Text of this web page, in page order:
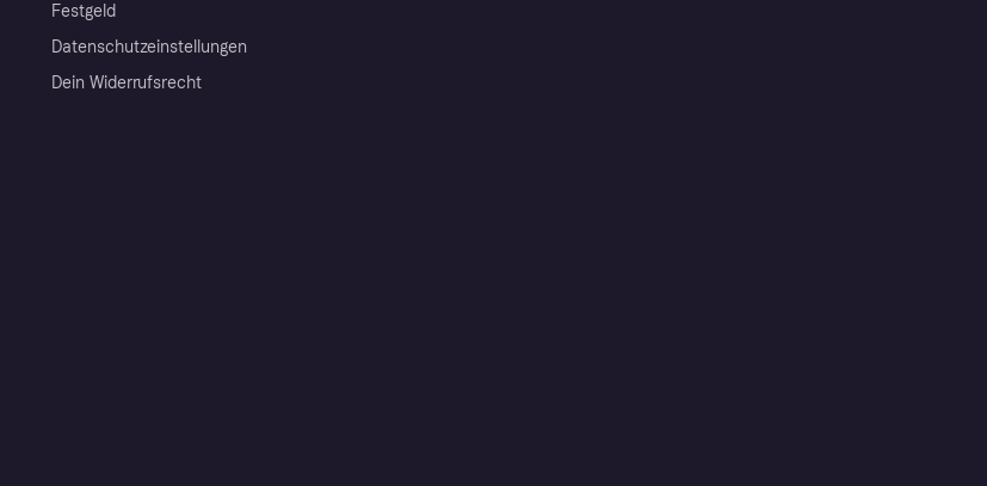
Festgeld
Datenschutzeinstellungen
Dein Widerrufsrecht